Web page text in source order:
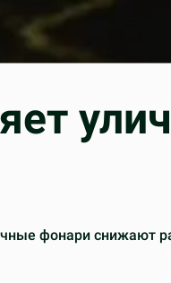
фонари снижают